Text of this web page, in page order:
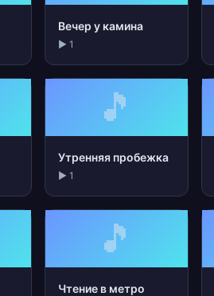
Вечер у камина
▶ 1
🎵
Утренняя пробежка
▶ 1
🎵
Чтение в метро